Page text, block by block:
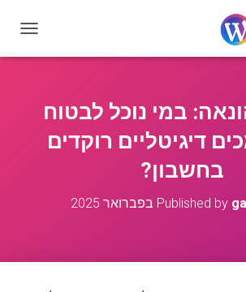
O
במי נוכל לבטוח
דיגיטליים רוקדים
בחשבון?
Published by